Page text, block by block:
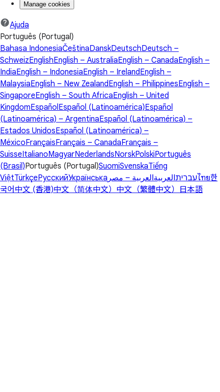
Manage cookies
Ajuda
Português (Portugal)
Bahasa IndonesiaČeštinaDanskDeutschDeutsch –
SchweizEnglishEnglish – AustraliaEnglish – CanadaEnglish –
IndiaEnglish – IndonesiaEnglish – IrelandEnglish –
MalaysiaEnglish – New ZealandEnglish – PhilippinesEnglish –
SingaporeEnglish – South AfricaEnglish – United
KingdomEspañolEspañol (Latinoamérica)Español
(Latinoamérica) – ArgentinaEspañol (Latinoamérica) –
Estados UnidosEspañol (Latinoamérica) –
MéxicoFrançaisFrançais – CanadaFrançais –
SuisseItalianoMagyarNederlandsNorskPolskiPortuguês
(Brasil)Português (Portugal)SuomiSvenskaTiếng
ViệtTürkçeРусскийУкраїнська עבריתالعربيةالعربية – مصر ไทย한
국어 中文 (香港)中文（简体中文） 中文（繁體中文） 日本語